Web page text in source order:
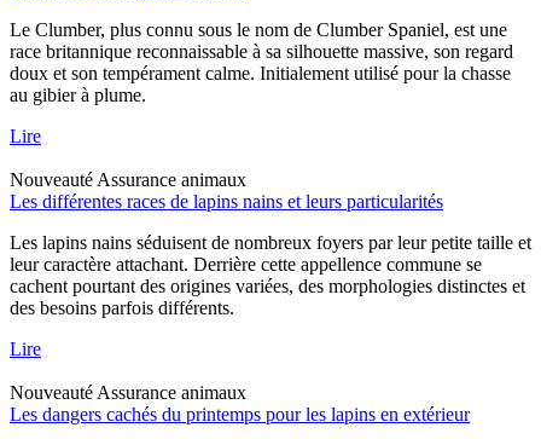
Le Clumber, plus connu sous le nom de Clumber Spaniel, est une
race britannique reconnaissable à sa silhouette massive, son regard
doux et son tempérament calme. Initialement utilisé pour la chasse
au gibier à plume.
Lire
Nouveauté Assurance animaux
Les différentes races de lapins nains et leurs particularités
Les lapins nains séduisent de nombreux foyers par leur petite taille et
leur caractère attachant. Derrière cette appellence commune se
cachent pourtant des origines variées, des morphologies distinctes et
des besoins parfois différents.
Lire
Nouveauté Assurance animaux
Les dangers cachés du printemps pour les lapins en extérieur